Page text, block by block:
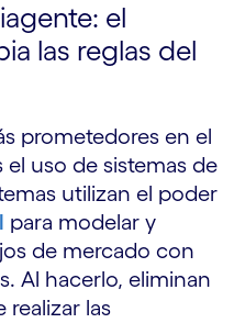
el
las reglas del
prometedores en el
uso de sistemas de
utilizan el poder
para modelar y
de mercado con
Al hacerlo, eliminan
realizar las